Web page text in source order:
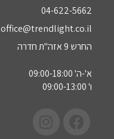
04-622-5662‏
office@trendlight.co.il
החרש 9 אזה"ת חדרה
א'-ה' 09:00-18:00
ו' 09:00-13:00